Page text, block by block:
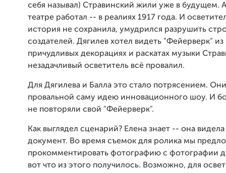
себя называл) Стравинский жили уже в будущем. А
театре работал -- в реалиях 1917 года. И
история не сохранила, умудрился разрушить
создателей. Дягилев хотел видеть "Фейерверк" из
причудливых декорациях и раскатах музыки
незадачливый осветитель всё провалил.
Для Дягилева и Балла это стало потрясением.
провальной саму идею инновационного шоу. И
не повторяли свой "Фейерверк".
Как выглядел сценарий? Елена знает -- она
документ. Во время съемок для ролика мы
прокомментировать фотографию с фотографии
вот что из этого получилось. Возможно, для